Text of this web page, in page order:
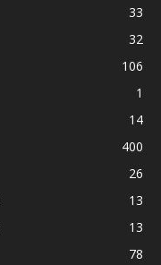
33
32
106
1
14
400
26
13
13
78